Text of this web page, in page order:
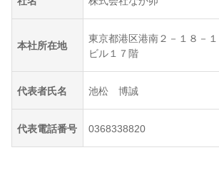
本社所在地
東京都港区港南２－１８－
ビル１７階
代表者氏名 池松 博誠
代表電話番号 0368338820